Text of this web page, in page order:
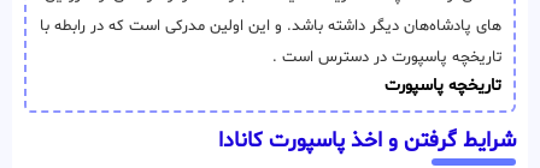
های پادشاه‌هان دیگر داشته باشد. و این اولین مدرکی است که در رابطه با
تاریخچه پاسپورت در دسترس است .
تاریخچه پاسپورت
شرایط گرفتن و اخذ پاسپورت کانادا